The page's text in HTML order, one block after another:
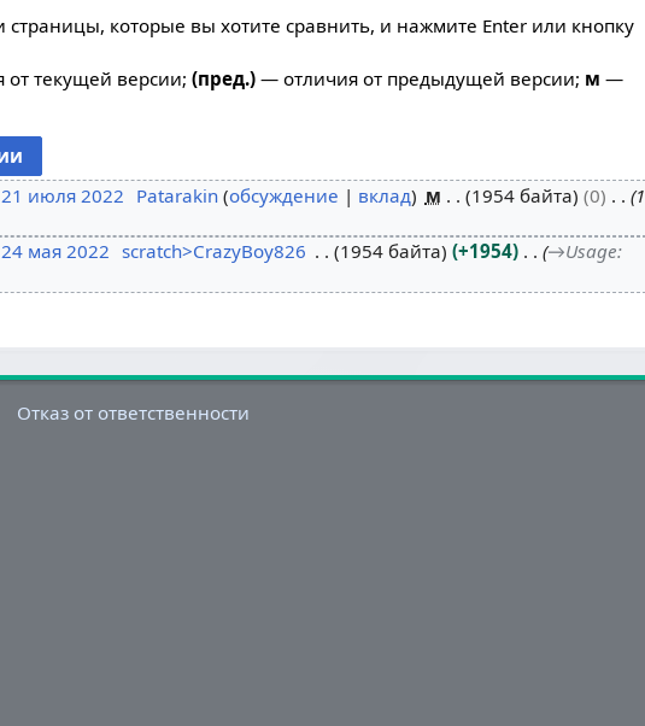
страницы, которые вы хотите сравнить, и нажмите Enter или кнопку
от текущей версии;(пред.) — отличия от предыдущей версии; м —
июля 2022 Patarakin обсуждение вклад м 1954 байта 0
1
мая 2022 scratch>CrazyBoy826 1954 байта +1954 →Usage:
Отказ от ответственности